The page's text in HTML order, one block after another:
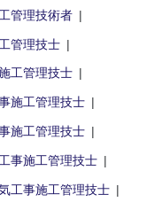
管理技術者
管理技士
工管理技士
施工管理技士
施工管理技士
事施工管理技士
工事施工管理技士